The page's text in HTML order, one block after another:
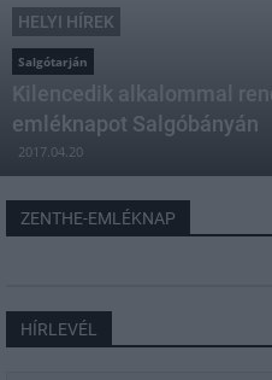
HELYI HÍREK
Salgótarján
Kilencedik alkalommal
emléknapot Salgóbányán
2017.04.20
ZENTHE-EMLÉKNAP
HÍRLEVÉL